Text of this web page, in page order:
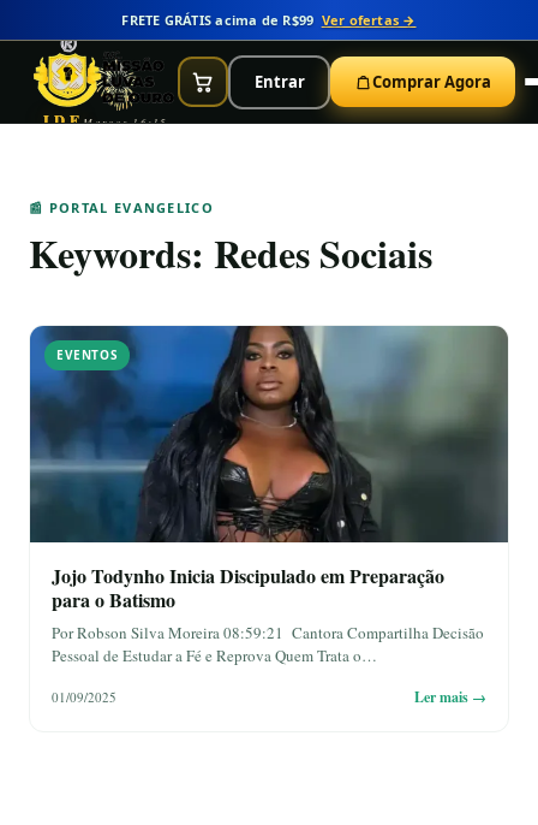
FRETE GRÁTIS acima de R$99 Ver ofertas →
IDEMarcos 16:15
Entrar Comprar Agora
📰 PORTAL EVANGELICO
Keywords: Redes Sociais
EVENTOS
Jojo Todynho Inicia Discipulado em Preparação
para o Batismo
Por Robson Silva Moreira 08:59:21 Cantora Compartilha Decisão
Pessoal de Estudar a Fé e Reprova Quem Trata o…
01/09/2025 Ler mais →